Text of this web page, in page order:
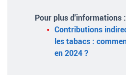
Pour plus d'informations :
Contributions
les tabacs :
en 2024 ?